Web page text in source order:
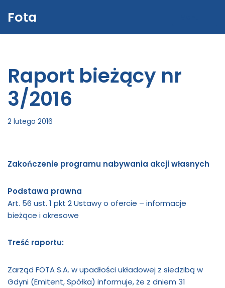
Fota
Raport bieżący nr
3/2016
2 lutego 2016
Zakończenie programu nabywania akcji własnych
Podstawa prawna
Art. 56 ust. 1 pkt 2 Ustawy o ofercie – informacje
bieżące i okresowe
Treść raportu:
Zarząd FOTA S.A. w upadłości układowej z siedzibą w
Gdyni (Emitent, Spółka) informuje, że z dniem 31